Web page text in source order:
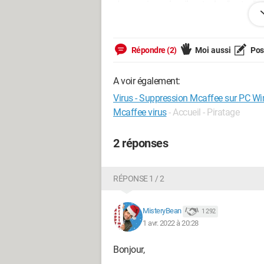
n'apparaisse plus, il reste des "restes"
émanant de Mcafee m'informant
Raz le bol, j'appelle au secours et ne
Par avance merci
Répondre (2) Moi aussi
A voir également:
Virus - Suppression Mcaffee sur PC
Mcaffee virus- Accueil - Piratage
2 réponses
RÉPONSE 1 / 2
MisteryBean 1 292
1 avr. 2022 à 20:28
Bonjour,